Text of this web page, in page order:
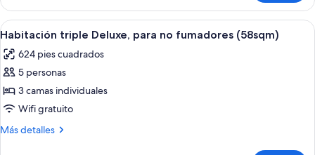
(29sqm)
triple
superior,
para
fumadores
(29sqm)
Abrir
todas
las
fotos
de
Habitación
triple
Una habitación de hotel con dos
10
Habitación triple Deluxe, para no fumadores (58sqm)
624 pies cuadrados
5 personas
3 camas individuales
Wifi gratuito
Más detalles
Más